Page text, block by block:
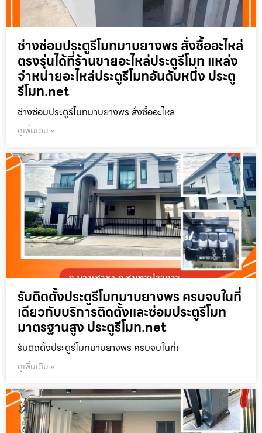
ช่างซ่อมประตูรีโมทมาบยางพร สั่งซื้ออะไหล่
ตรงรุ่นได้ที่ร้านขายอะไหล่ประตูรีโมท แหล่ง
จำหน่ายอะไหล่ประตูรีโมทอันดับหนึ่ง ประตู
รีโมท.net
ช่างซ่อมประตูรีโมทมาบยางพร สั่งซื้ออะไหล
ดูเพิ่มเติม »
รับติดตั้งประตูรีโมทมาบยางพร ครบจบในที่
เดียวกับบริการติดตั้งและซ่อมประตูรีโมท
มาตรฐานสูง ประตูรีโมท.net
รับติดตั้งประตูรีโมทมาบยางพร ครบจบในที่เ
ดูเพิ่มเติม »